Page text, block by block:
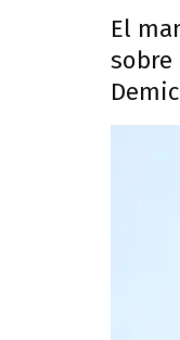
El
sobre